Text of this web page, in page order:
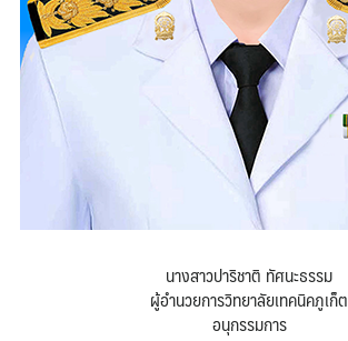
นางสาวปาริชาติ ทัศนะธรรม
ผู้อำนวยการวิทยาลัยเทคนิคภูเก็ต
อนุกรรมการ